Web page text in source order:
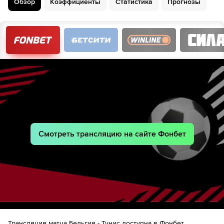
(Юри Тилеманс)
Исмаэль Гарби
62´
Кевин Де Брёйне
65´
Шарль де Кетеларе
Мортада Бен Уаннес
Леандро Троссард
Обзор Коэффициенты Статистика Прогнозы
Смотреть трансляцию на сайте Фонбет